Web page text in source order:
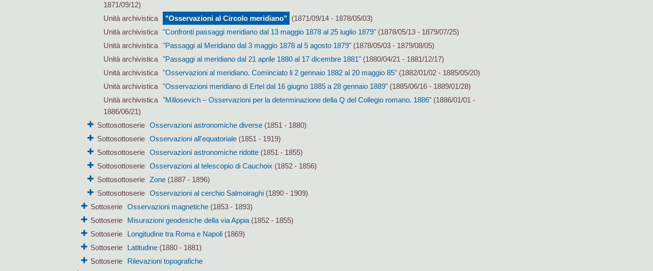
1871/09/12)
Unità archivistica
"Osservazioni al Circolo meridiano"
(1871/09/14 - 1878/05/03)
Unità archivistica "Confronti passaggi meridiano dal 13 maggio 1878 al 25 luglio 1879"(1878/05/13 - 1879/07/25)
Unità archivistica "Passaggi al Meridiano dal 3 maggio 1878 al 5 agosto 1879"(1878/05/03 - 1879/08/05)
Unità archivistica "Passaggi al meridiano dal 21 aprile 1880 al 17 dicembre 1881"(1880/04/21 - 1881/12/17)
Unità archivistica "Osservazioni al meridiano. Cominciato li 2 gennaio 1882 al 20 maggio 85"(1882/01/02 - 1885/05/20)
Unità archivistica "Osservazioni meridiano di Ertel dal 16 giugno 1885 a 28 gennaio 1889"(1885/06/16 - 1889/01/28)
Unità archivistica "Millosevich – Osservazioni per la determinazione della Q del Collegio romano. 1886"(1886/01/01 -
1886/06/21)
Sottosottoserie
Osservazioni astronomiche diverse(1851 - 1880)
Sottosottoserie
Osservazioni all'equatoriale(1851 - 1919)
Sottosottoserie
Osservazioni astronomiche ridotte(1851 - 1855)
Sottosottoserie
Osservazioni al telescopio di Cauchoix (1852 - 1856)
Sottosottoserie
Zone(1887 - 1896)
Sottosottoserie
Osservazioni al cerchio Salmoiraghi(1890 - 1909)
Sottoserie
Osservazioni magnetiche (1853 - 1893)
Sottoserie
Misurazioni geodesiche della via Appia (1852 - 1855)
Sottoserie
Longitudine tra Roma e Napoli (1869)
Sottoserie
Latitudine (1880 - 1881)
Sottoserie
Rilevazioni topografiche